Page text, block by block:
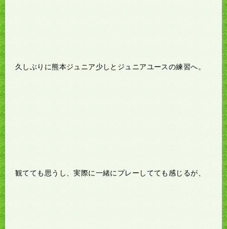
久しぶりに熊本ジュニア少しとジュニアユースの練習へ。
観てても思うし、実際に一緒にプレーしてても感じるが、